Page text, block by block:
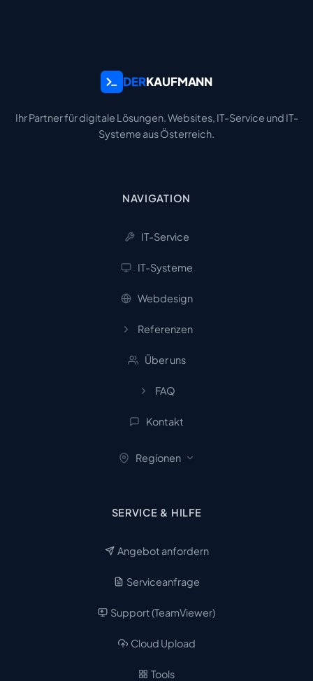
DERKAUFMANN
Ihr Partner für digitale Lösungen. Websites, IT-Service und IT-
Systeme aus Österreich.
NAVIGATION
IT-Service
IT-Systeme
Webdesign
Referenzen
Über uns
FAQ
Kontakt
Regionen
SERVICE & HILFE
Angebot anfordern
Serviceanfrage
Support (TeamViewer)
Cloud Upload
Tools